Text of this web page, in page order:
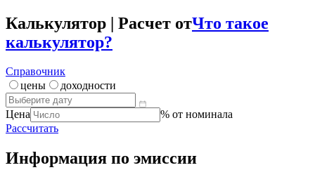
Калькулятор | Расчет отЧто такое
калькулятор?
Справочник
цены
доходности
Цена
% от номинала
Рассчитать
Информация по эмиссии